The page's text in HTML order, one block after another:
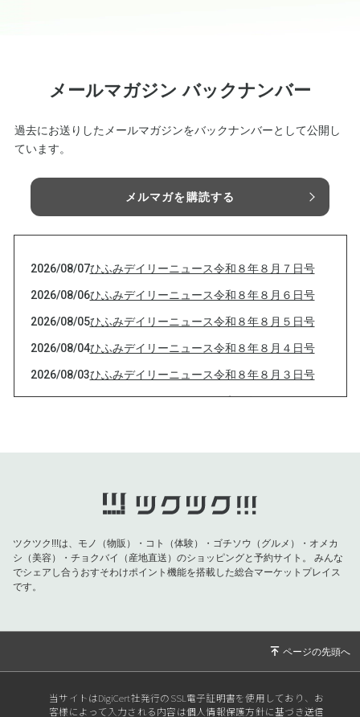
メールマガジン バックナンバー
過去にお送りしたメールマガジンをバックナンバーとして公開し
ています。
メルマガを購読する
2026/08/07ひふみデイリーニュース令和８年８月７日号
2026/08/06ひふみデイリーニュース令和８年８月６日号
2026/08/05ひふみデイリーニュース令和８年８月５日号
2026/08/04ひふみデイリーニュース令和８年８月４日号
2026/08/03ひふみデイリーニュース令和８年８月３日号
2026/08/02ひふみデイリーニュース令和８年８月２日号
2026/08/01ひふみデイリーニュース令和８年８月１日号
ひふみデイリーニュース令和８年７月３０日号
2026/07/28ひふみデイリーニュース令和８年７月２８日号
2026/07/27
2026/07/22ひふみデイリーニュース令和８年７月２２日号
ツクツク!!!は、モノ（物販）・コト（体験）・ゴチソウ（グルメ）・オメカ
シ（美容）・チョクバイ（産地直送）のショッピングと予約サイト。
みんな
でシェアし合うおすそわけポイント機能を搭載した総合マーケットプレイス
です。
当サイトはDigiCert社発行のSSL電子証明書を使用しており、お
客様によって入力される内容は個人情報保護方針に基づき送信